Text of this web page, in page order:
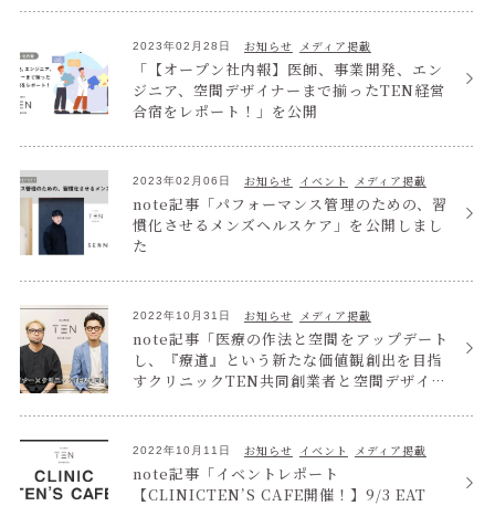
2023年02月28日 お知らせ メディア掲載
「【オープン社内報】医師、事業開発、エン
ジニア、空間デザイナーまで揃ったTEN経営
合宿をレポート！」を公開
2023年02月06日 お知らせ イベント メディア掲載
note記事「パフォーマンス管理のための、習
慣化させるメンズヘルスケア」を公開しまし
た
2022年10月31日 お知らせ メディア掲載
note記事「医療の作法と空間をアップデート
し、『療道』という新たな価値観創出を目指
すクリニックTEN共同創業者と空間デザイナ
2022年10月11日 お知らせ イベント メディア掲載
note記事「イベントレポート
【CLINICTEN’S CAFE開催！】9/3 EAT